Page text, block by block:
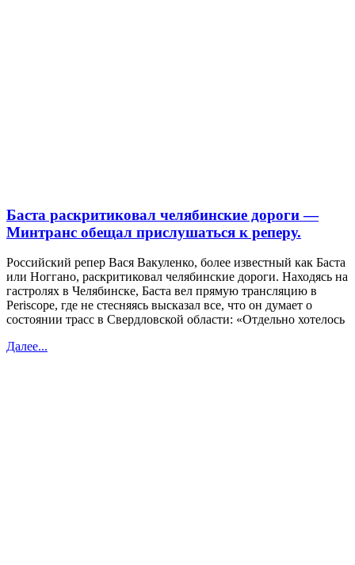
Баста раскритиковал челябинские дороги —
Минтранс обещал прислушаться к реперу.
Российский репер Вася Вакуленко, более известный как Баста
или Ноггано, раскритиковал челябинские дороги. Находясь на
гастролях в Челябинске, Баста вел прямую трансляцию в
Periscope, где не стесняясь высказал все, что он думает о
состоянии трасс в Свердловской области: «Отдельно хотелось
Далее...